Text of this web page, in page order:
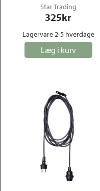
Star Trading
325kr
Lagervare 2-5 hverdage
Læg i kurv